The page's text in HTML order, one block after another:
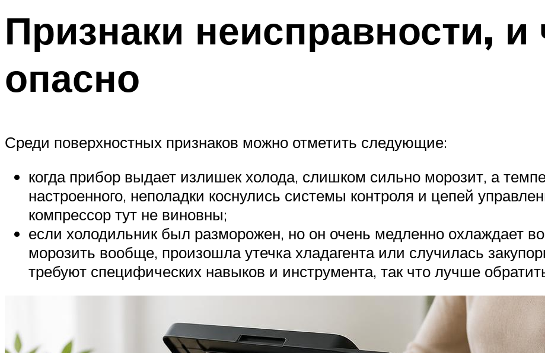
Признаки неисправности, и
опасно
Среди поверхностных признаков можно отметить следующие:
когда прибор выдает излишек холода, слишком сильно морозит, а
настроенного, неполадки коснулись системы контроля и цепей
компрессор тут не виновны;
если холодильник был разморожен, но он очень медленно охлаждает
морозить вообще, произошла утечка хладагента или случилась
требуют специфических навыков и инструмента, так что лучше